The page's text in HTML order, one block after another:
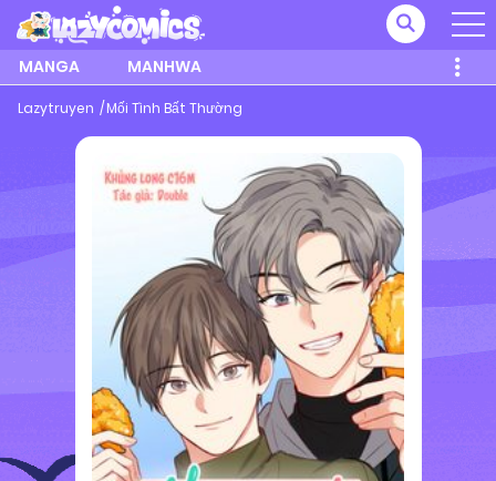
MANGA MANHWA
Lazytruyen Mối Tình Bất Thường